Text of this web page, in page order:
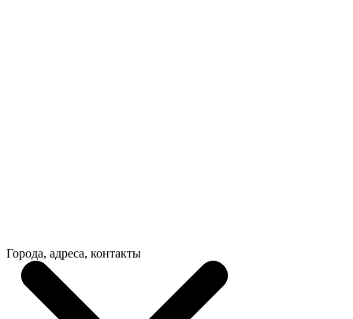
Города, адреса, контакты